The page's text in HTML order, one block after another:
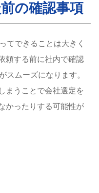
の確認事項
てできることは大きく
頼する前に社内で確認
スムーズになります。
まうことで会社選定を
かったりする可能性が